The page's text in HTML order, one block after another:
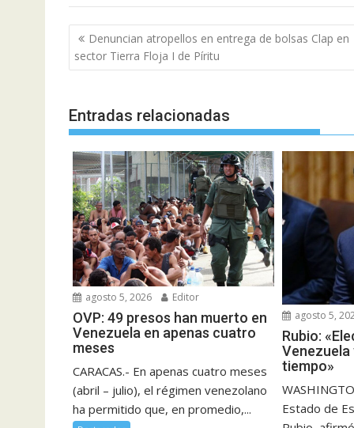
Navegación
de
entradas
Denuncian atropellos en entrega de bolsas Clap en
sector Tierra Floja I de Píritu
Entradas relacionadas
agosto 5, 2026 Editor
OVP: 49 presos han muerto en
Venezuela en apenas cuatro
meses
CARACAS.- En apenas cuatro meses
(abril – julio), el régimen venezolano
ha permitido que, en promedio,...
agosto 5,
Rubio:
Venezuela
tiempo»
Estado de